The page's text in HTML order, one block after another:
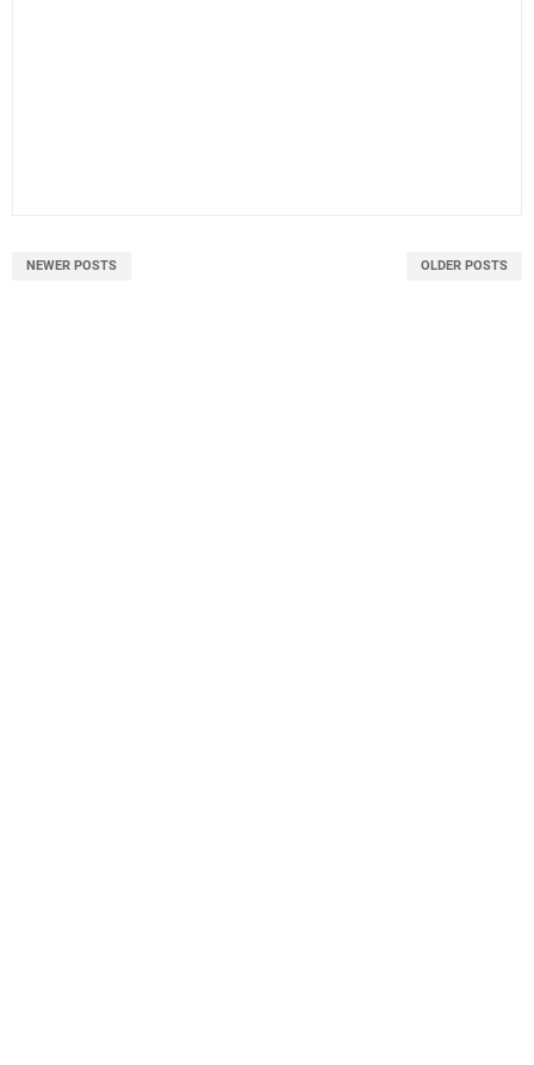
NEWER POSTS OLDER POSTS